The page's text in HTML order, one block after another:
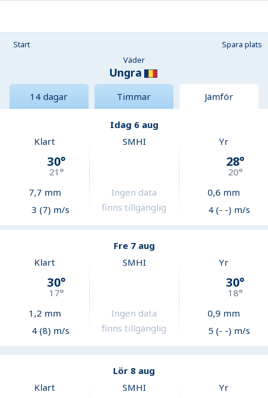
Start
Spara plats
Väder
Ungra
14 dagar Timmar Jämför
Idag 6 aug
Klart
30°
21°
7,7 mm
3 (7) m/s
SMHI
Ingen data
finns tillgänglig
Yr
28°
20°
0,6 mm
4 (- -) m/s
Fre 7 aug
Klart
30°
17°
1,2 mm
4 (8) m/s
SMHI
Ingen data
finns tillgänglig
Yr
30°
18°
0,9 mm
5 (- -) m/s
Lör 8 aug
Klart
SMHI Yr